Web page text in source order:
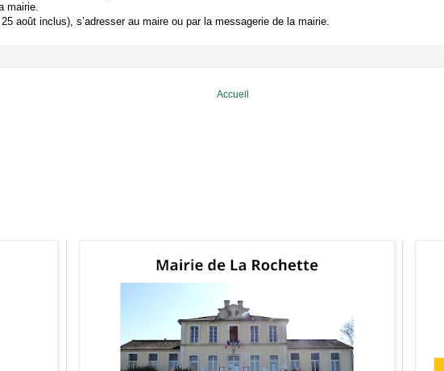
mairie.
août inclus), s’adresser au maire ou par la messagerie de la mairie.
Accueil